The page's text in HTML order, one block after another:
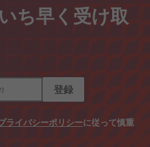
ち早く受け取
登録
ライバシーポリシーに従って慎重